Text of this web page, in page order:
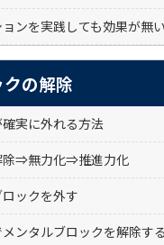
ンを実践しても効果が無
の解除
実に外れる方法
除⇒無力化⇒推進力化
ックを外す
ンタルブロックを解除する